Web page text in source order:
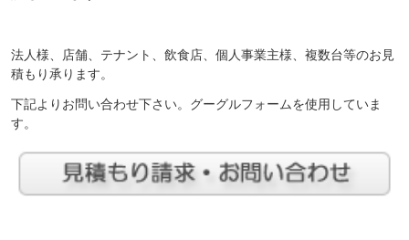
法人様、店舗、テナント、飲食店、個人事業主様、複数台等のお見
積もり承ります。
下記よりお問い合わせ下さい。グーグルフォームを使用していま
す。